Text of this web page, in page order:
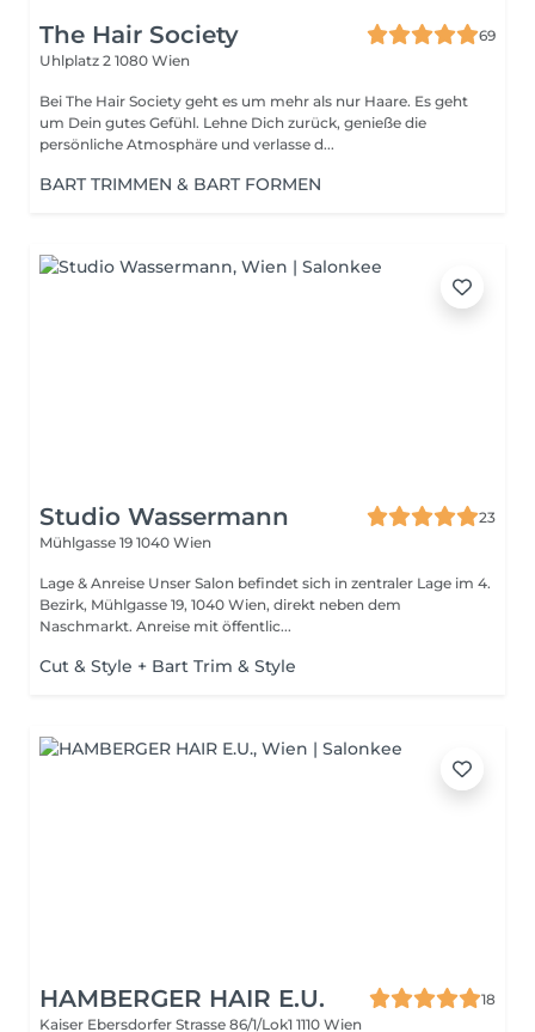
The Hair Society
69
Uhlplatz 2 1080 Wien
Bei The Hair Society geht es um mehr als nur Haare. Es geht
um Dein gutes Gefühl. Lehne Dich zurück, genieße die
persönliche Atmosphäre und verlasse d...
BART TRIMMEN & BART FORMEN
Studio Wassermann
23
Mühlgasse 19 1040 Wien
Lage & Anreise Unser Salon befindet sich in zentraler Lage im 4.
Bezirk, Mühlgasse 19, 1040 Wien, direkt neben dem
Naschmarkt. Anreise mit öffentlic...
Cut & Style + Bart Trim & Style
HAMBERGER HAIR E.U.
18
Kaiser Ebersdorfer Strasse 86/1/Lok1 1110 Wien